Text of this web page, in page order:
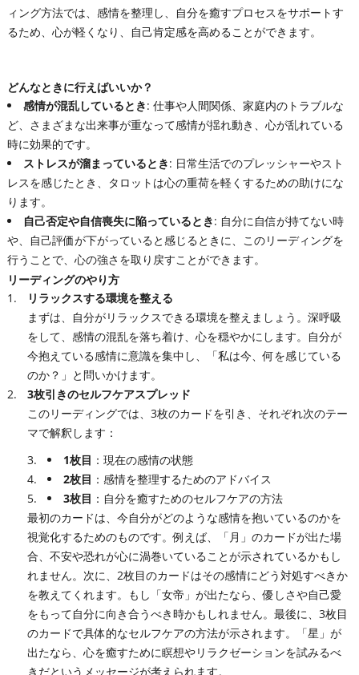
ィング方法では、感情を整理し、自分を癒すプロセスをサポートす
るため、心が軽くなり、自己肯定感を高めることができます。
どんなときに行えばいいか？
感情が混乱しているとき: 仕事や人間関係、家庭内のトラブルな
ど、さまざまな出来事が重なって感情が揺れ動き、心が乱れている
時に効果的です。
ストレスが溜まっているとき: 日常生活でのプレッシャーやスト
レスを感じたとき、タロットは心の重荷を軽くするための助けにな
ります。
自己否定や自信喪失に陥っているとき: 自分に自信が持てない時
や、自己評価が下がっていると感じるときに、このリーディングを
行うことで、心の強さを取り戻すことができます。
リーディングのやり方
リラックスする環境を整える
まずは、自分がリラックスできる環境を整えましょう。深呼吸
をして、感情の混乱を落ち着け、心を穏やかにします。自分が
今抱えている感情に意識を集中し、「私は今、何を感じている
のか？」と問いかけます。
3枚引きのセルフケアスプレッド
このリーディングでは、3枚のカードを引き、それぞれ次のテー
マで解釈します：
1枚目 ：現在の感情の状態
2枚目 ：感情を整理するためのアドバイス
3枚目 ：自分を癒すためのセルフケアの方法
最初のカードは、今自分がどのような感情を抱いているのかを
視覚化するためのものです。例えば、「月」のカードが出た場
合、不安や恐れが心に渦巻いていることが示されているかもし
れません。次に、2枚目のカードはその感情にどう対処すべきか
を教えてくれます。もし「女帝」が出たなら、優しさや自己愛
をもって自分に向き合うべき時かもしれません。最後に、3枚目
のカードで具体的なセルフケアの方法が示されます。「星」が
出たなら、心を癒すために瞑想やリラクゼーションを試みるべ
きだというメッセージが考えられます。